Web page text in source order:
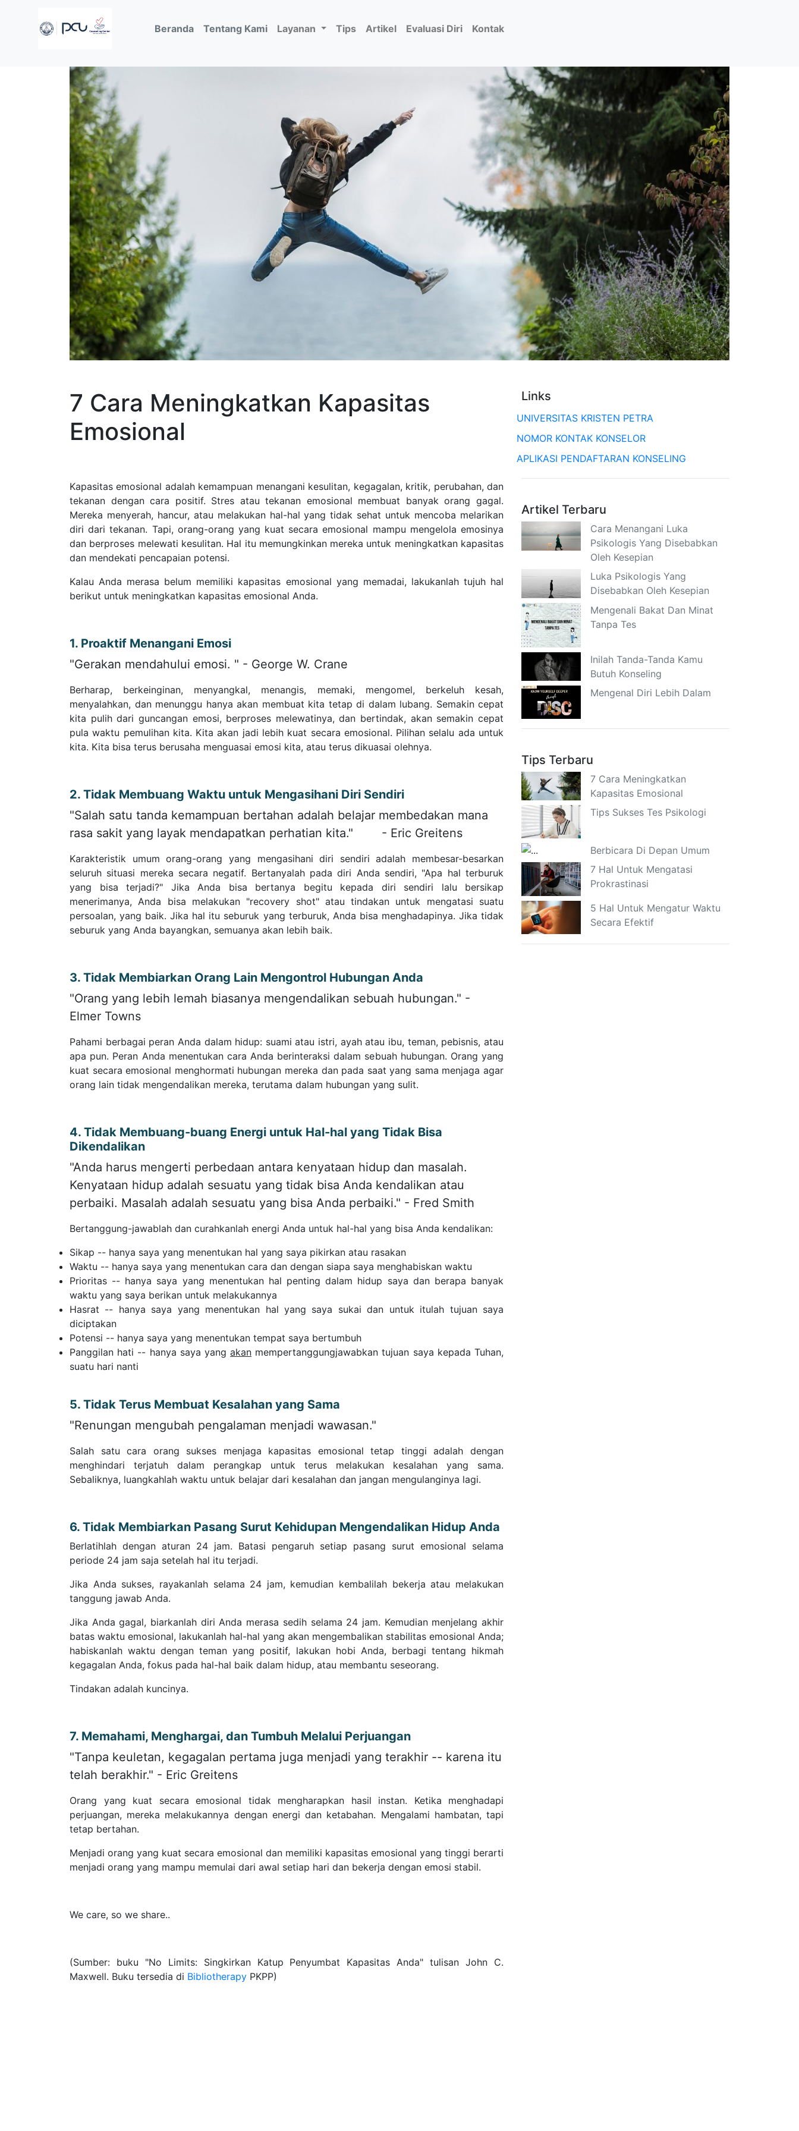
Beranda(current)
Tentang Kami Layanan Tips Artikel Evaluasi Diri Kontak
7 Cara Meningkatkan Kapasitas
Emosional
Kapasitas emosional adalah kemampuan menangani kesulitan, kegagalan, kritik, perubahan, dan
tekanan dengan cara positif. Stres atau tekanan emosional membuat banyak orang gagal.
Mereka menyerah, hancur, atau melakukan hal-hal yang tidak sehat untuk mencoba melarikan
diri dari tekanan. Tapi, orang-orang yang kuat secara emosional mampu mengelola emosinya
dan berproses melewati kesulitan. Hal itu memungkinkan mereka untuk meningkatkan kapasitas
dan mendekati pencapaian potensi.
Kalau Anda merasa belum memiliki kapasitas emosional yang memadai, lakukanlah tujuh hal
berikut untuk meningkatkan kapasitas emosional Anda.
1. Proaktif Menangani Emosi
"Gerakan mendahului emosi. " - George W. Crane
Berharap, berkeinginan, menyangkal, menangis, memaki, mengomel, berkeluh kesah,
menyalahkan, dan menunggu hanya akan membuat kita tetap di dalam lubang. Semakin cepat
kita pulih dari guncangan emosi, berproses melewatinya, dan bertindak, akan semakin cepat
pula waktu pemulihan kita. Kita akan jadi lebih kuat secara emosional. Pilihan selalu ada untuk
kita. Kita bisa terus berusaha menguasai emosi kita, atau terus dikuasai olehnya.
2. Tidak Membuang Waktu untuk Mengasihani Diri Sendiri
"Salah satu tanda kemampuan bertahan adalah belajar membedakan mana
rasa sakit yang layak mendapatkan perhatian kita." - Eric Greitens
Karakteristik umum orang-orang yang mengasihani diri sendiri adalah membesar-besarkan
seluruh situasi mereka secara negatif. Bertanyalah pada diri Anda sendiri, "Apa hal terburuk
yang bisa terjadi?" Jika Anda bisa bertanya begitu kepada diri sendiri lalu bersikap
menerimanya, Anda bisa melakukan "recovery shot" atau tindakan untuk mengatasi suatu
persoalan, yang baik. Jika hal itu seburuk yang terburuk, Anda bisa menghadapinya. Jika tidak
seburuk yang Anda bayangkan, semuanya akan lebih baik.
3. Tidak Membiarkan Orang Lain Mengontrol Hubungan Anda
"Orang yang lebih lemah biasanya mengendalikan sebuah hubungan." -
Elmer Towns
Pahami berbagai peran Anda dalam hidup: suami atau istri, ayah atau ibu, teman, pebisnis, atau
apa pun. Peran Anda menentukan cara Anda berinteraksi dalam sebuah hubungan. Orang yang
kuat secara emosional menghormati hubungan mereka dan pada saat yang sama menjaga agar
orang lain tidak mengendalikan mereka, terutama dalam hubungan yang sulit.
4. Tidak Membuang-buang Energi untuk Hal-hal yang Tidak Bisa
Dikendalikan
"Anda harus mengerti perbedaan antara kenyataan hidup dan masalah.
Kenyataan hidup adalah sesuatu yang tidak bisa Anda kendalikan atau
perbaiki. Masalah adalah sesuatu yang bisa Anda perbaiki." - Fred Smith
Bertanggung-jawablah dan curahkanlah energi Anda untuk hal-hal yang bisa Anda kendalikan:
Sikap -- hanya saya yang menentukan hal yang saya pikirkan atau rasakan
Waktu -- hanya saya yang menentukan cara dan dengan siapa saya menghabiskan waktu
Prioritas -- hanya saya yang menentukan hal penting dalam hidup saya dan berapa banyak
waktu yang saya berikan untuk melakukannya
Hasrat -- hanya saya yang menentukan hal yang saya sukai dan untuk itulah tujuan saya
diciptakan
Potensi -- hanya saya yang menentukan tempat saya bertumbuh
Panggilan hati -- hanya saya yangakan mempertanggungjawabkan tujuan saya kepada Tuhan,
suatu hari nanti
5. Tidak Terus Membuat Kesalahan yang Sama
"Renungan mengubah pengalaman menjadi wawasan."
Salah satu cara orang sukses menjaga kapasitas emosional tetap tinggi adalah dengan
menghindari terjatuh dalam perangkap untuk terus melakukan kesalahan yang sama.
Sebaliknya, luangkahlah waktu untuk belajar dari kesalahan dan jangan mengulanginya lagi.
6. Tidak Membiarkan Pasang Surut Kehidupan Mengendalikan Hidup Anda
Berlatihlah dengan aturan 24 jam. Batasi pengaruh setiap pasang surut emosional selama
periode 24 jam saja setelah hal itu terjadi.
Jika Anda sukses, rayakanlah selama 24 jam, kemudian kembalilah bekerja atau melakukan
tanggung jawab Anda.
Jika Anda gagal, biarkanlah diri Anda merasa sedih selama 24 jam. Kemudian menjelang akhir
batas waktu emosional, lakukanlah hal-hal yang akan mengembalikan stabilitas emosional Anda;
habiskanlah waktu dengan teman yang positif, lakukan hobi Anda, berbagi tentang hikmah
kegagalan Anda, fokus pada hal-hal baik dalam hidup, atau membantu seseorang.
Tindakan adalah kuncinya.
7. Memahami, Menghargai, dan Tumbuh Melalui Perjuangan
"Tanpa keuletan, kegagalan pertama juga menjadi yang terakhir -- karena itu
telah berakhir." - Eric Greitens
Orang yang kuat secara emosional tidak mengharapkan hasil instan. Ketika menghadapi
perjuangan, mereka melakukannya dengan energi dan ketabahan. Mengalami hambatan, tapi
tetap bertahan.
Menjadi orang yang kuat secara emosional dan memiliki kapasitas emosional yang tinggi berarti
menjadi orang yang mampu memulai dari awal setiap hari dan bekerja dengan emosi stabil.
We care, so we share..
(Sumber: buku "No Limits: Singkirkan Katup Penyumbat Kapasitas Anda" tulisan John C.
Maxwell. Buku tersedia di Bibliotherapy PKPP)
Links
UNIVERSITAS KRISTEN PETRA
NOMOR KONTAK KONSELOR
APLIKASI PENDAFTARAN KONSELING
Artikel Terbaru
Cara Menangani Luka
Psikologis Yang Disebabkan
Oleh Kesepian
Luka Psikologis Yang
Disebabkan Oleh Kesepian
Mengenali Bakat Dan Minat
Tanpa Tes
Inilah Tanda-Tanda Kamu
Butuh Konseling
Mengenal Diri Lebih Dalam
Tips Terbaru
7 Cara Meningkatkan
Kapasitas Emosional
Tips Sukses Tes Psikologi
Berbicara Di Depan Umum
7 Hal Untuk Mengatasi
Prokrastinasi
5 Hal Untuk Mengatur Waktu
Secara Efektif